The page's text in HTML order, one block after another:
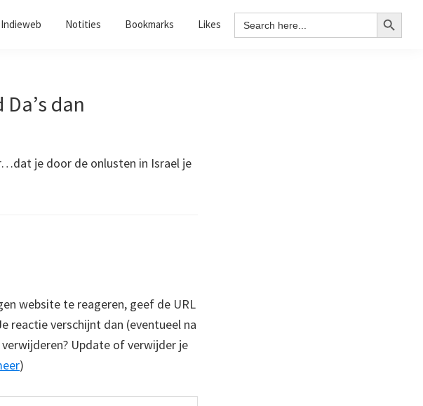
Notities Bookmarks Likes Search
for:
Search Button
dan
je door de onlusten in Israel je
website te reageren, geef de URL
reactie verschijnt dan (eventueel na
Update of verwijder je
)